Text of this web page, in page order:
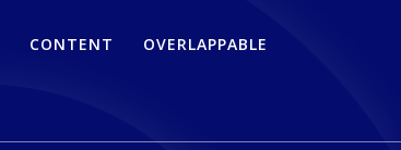
CONTENT OVERLAPPABLE